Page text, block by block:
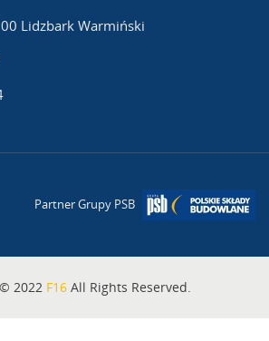
Lidzbark Warmiński
Partner Grupy PSB
2022 F16 All Rights Reserved.